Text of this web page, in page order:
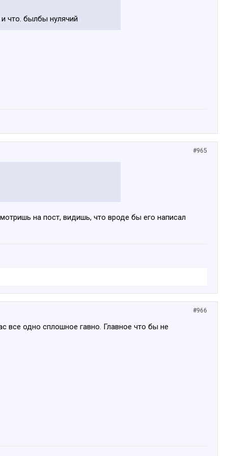
что. былбы нулячий
#965
на пост, видишь, что вроде бы его написал
#966
все одно сплошное гавно. Главное что бы не